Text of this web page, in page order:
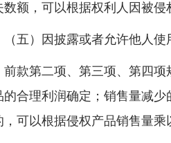
数额，可以根据权利人因被侵
）因披露或者允许他人使用
第二项、第三项、第四项
的合理利润确定；销售量减
，可以根据侵权产品销售量乘